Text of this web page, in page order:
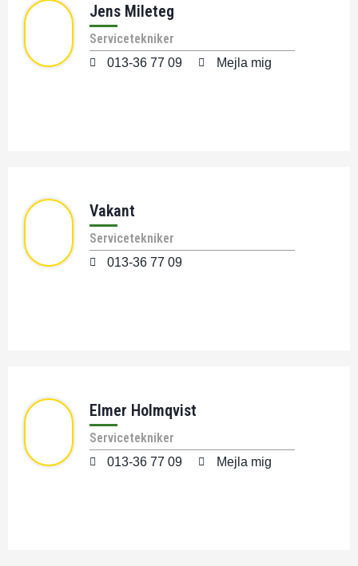
Jens Mileteg
Servicetekniker
013-36 77 09 Mejla mig
Vakant
Servicetekniker
013-36 77 09
Elmer Holmqvist
Servicetekniker
013-36 77 09 Mejla mig